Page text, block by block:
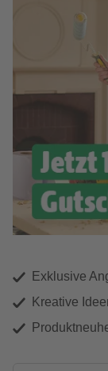
Exklusive
Kreative